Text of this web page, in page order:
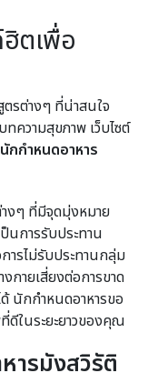
ตเพื่อ
รต่างๆ ที่น่าสนใจ
ความสุขภาพ เว็บไซต์
นักกำหนดอาหาร
างๆ ที่มีจุดมุ่งหมาย
ป็นการรับประทาน
ารไม่รับประทานกลุ่ม
งกายเสี่ยงต่อการขาด
นักกำหนดอาหารขอ
ดีในระยะยาวของคุณ
ารมังสวิรัติ